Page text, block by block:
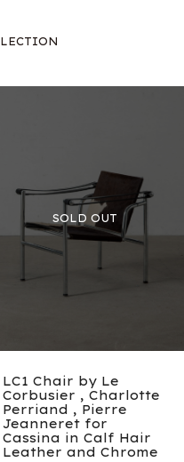
LC1 Chair by Le
Corbusier , Charlotte
Perriand , Pierre
Jeanneret for
Cassina in Calf Hair
Leather and Chrome